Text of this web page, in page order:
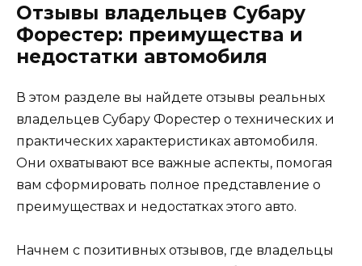
Отзывы владельцев Субару
Форестер: преимущества и
недостатки автомобиля
В этом разделе вы найдете отзывы реальных
владельцев Субару Форестер о технических и
практических характеристиках автомобиля.
Они охватывают все важные аспекты, помогая
вам сформировать полное представление о
преимуществах и недостатках этого авто.
Начнем с позитивных отзывов, где владельцы